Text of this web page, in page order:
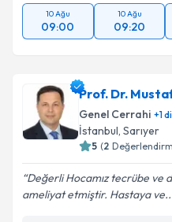
10 Ağu
09:00
10 Ağu
09:20
Prof. Dr.
Genel Cerrahi +1
İstanbul, Sarıyer
5 (2
Değerli Hocamız tecrübe ve
ameliyat etmiştir. Hastaya